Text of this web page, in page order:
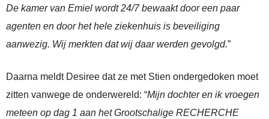
De kamer van Emiel wordt 24/7 bewaakt door een paar
agenten en door het hele ziekenhuis is beveiliging
aanwezig. Wij merkten dat wij daar werden gevolgd.”
Daarna meldt Desiree dat ze met Stien ondergedoken moet
zitten vanwege de onderwereld: “Mijn dochter en ik vroegen
meteen op dag 1 aan het Grootschalige RECHERCHE